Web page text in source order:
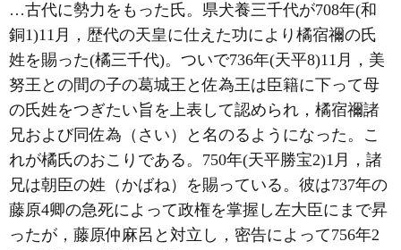
…古代に勢力をもった氏。県犬養三千代が708年(和
銅1)11月，歴代の天皇に仕えた功により橘宿禰の氏
姓を賜った(橘三千代)。ついで736年(天平8)11月，美
努王との間の子の葛城王と佐為王は臣籍に下って母
の氏姓をつぎたい旨を上表して認められ，橘宿禰諸
兄および同佐為（さい）と名のるようになった。こ
れが橘氏のおこりである。750年(天平勝宝2)1月，諸
兄は朝臣の姓（かばね）を賜っている。彼は737年の
藤原4卿の急死によって政権を掌握し左大臣にまで昇
ったが，藤原仲麻呂と対立し，密告によって756年2